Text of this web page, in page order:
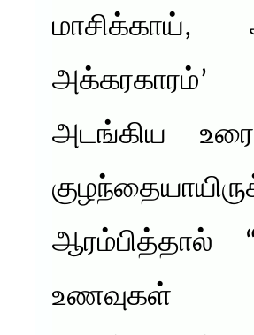
மாசிக்காய்,
அடங்கிய
ஆரம்பித்தால்